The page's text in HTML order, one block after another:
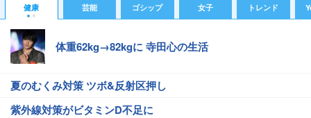
健康 芸能 ゴシップ 女子 トレンド
体重62kg→82kgに 寺田心の生活
夏のむくみ対策 ツボ&反射区押し
紫外線対策がビタミンD不足に